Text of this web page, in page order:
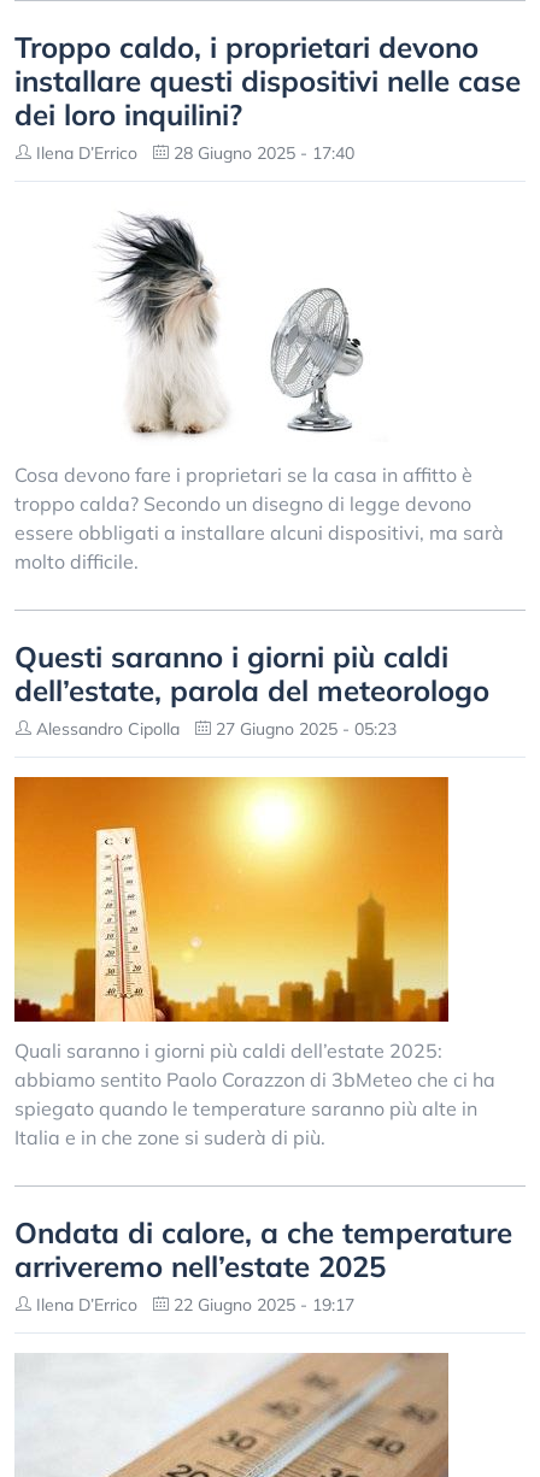
Troppo caldo, i proprietari devono
installare questi dispositivi nelle case
dei loro inquilini?
Ilena D’Errico 28 Giugno 2025 - 17:40
Cosa devono fare i proprietari se la casa in affitto è
troppo calda? Secondo un disegno di legge devono
essere obbligati a installare alcuni dispositivi, ma sarà
molto difficile.
Questi saranno i giorni più caldi
dell’estate, parola del meteorologo
Alessandro Cipolla 27 Giugno 2025 - 05:23
Quali saranno i giorni più caldi dell’estate 2025:
abbiamo sentito Paolo Corazzon di 3bMeteo che ci ha
spiegato quando le temperature saranno più alte in
Italia e in che zone si suderà di più.
Ondata di calore, a che temperature
arriveremo nell’estate 2025
Ilena D’Errico 22 Giugno 2025 - 19:17